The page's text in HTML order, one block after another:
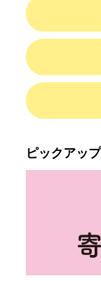
ピックアップ